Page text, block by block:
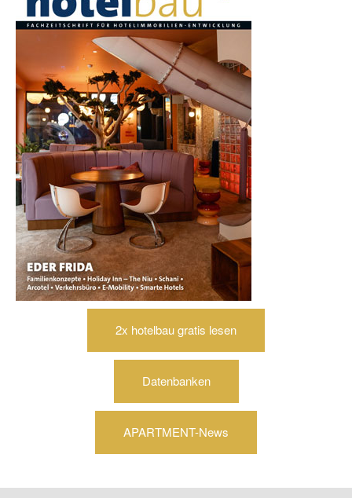
2x hotelbau gratis lesen
Datenbanken
APARTMENT-News